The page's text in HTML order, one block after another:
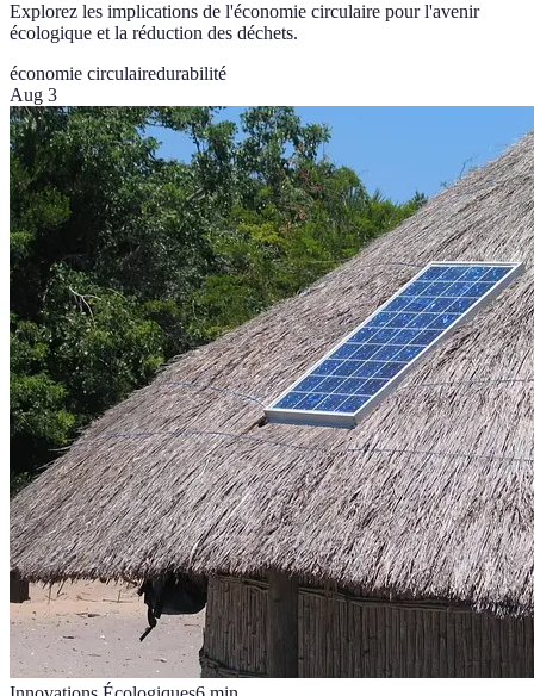
Explorez les implications de l'économie circulaire pour l'avenir
écologique et la réduction des déchets.
économie circulairedurabilité
Aug 3